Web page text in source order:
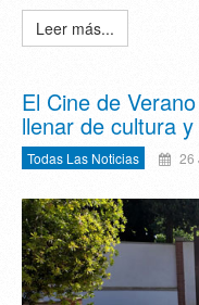
Leer más...
El Cine de
llenar de cultura
Todas Las Noticias 26